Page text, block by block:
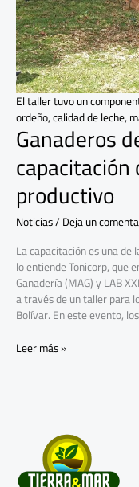
Ganaderos
productivo
Noticias/Deja un
La capacitación es una
lo entiende Tonicorp, que
Ganadería (MAG) y LAB
a través de un taller para
Bolívar. En este evento,
productivo
Leer más »
El taller tuvo un
ordeño, calidad de leche,